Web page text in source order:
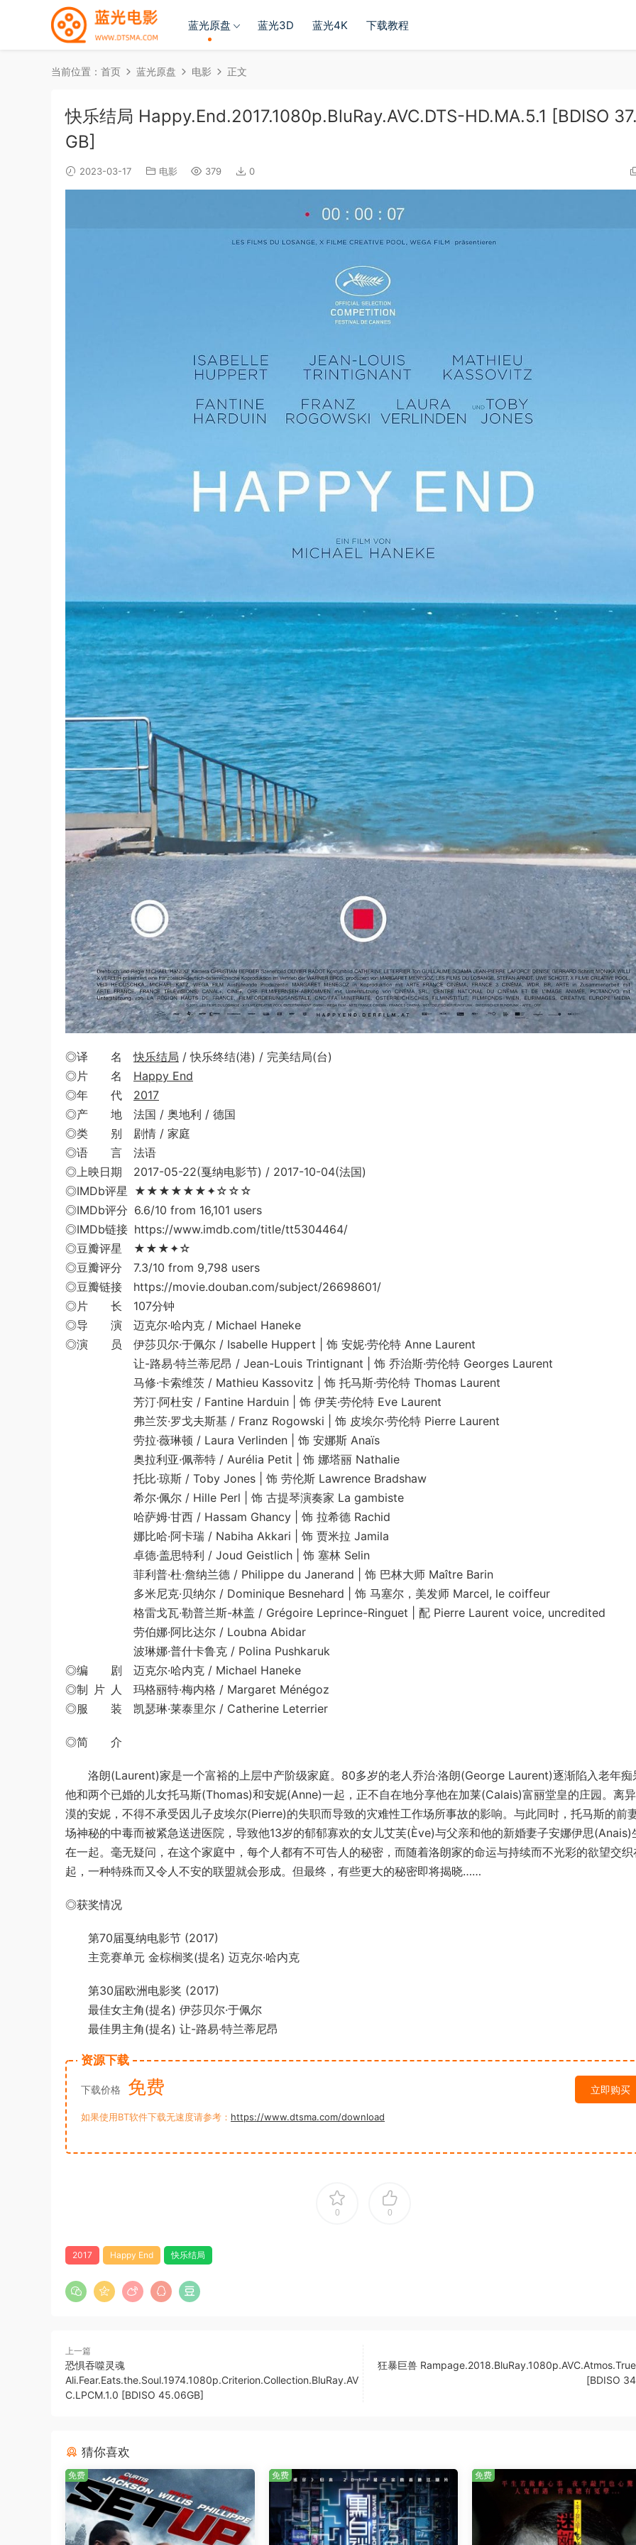
蓝光原盘 蓝光3D 蓝光4K 下载教程
当前位置： 首页 蓝光原盘 电影 正文
快乐结局 Happy.End.2017.1080p.BluRay.AVC.DTS-HD.MA.5.1 [BDISO
GB]
2023-03-17 电影 379 0
◎译 名快乐结局 / 快乐终结(港) / 完美结局(台)
◎片 名 Happy End
◎年 代 2017
◎产 地 法国 / 奥地利 / 德国
◎类 别 剧情 / 家庭
◎语 言 法语
◎上映日期 2017-05-22(戛纳电影节) / 2017-10-04(法国)
◎IMDb评星 ★★★★★★✦☆☆☆
◎IMDb评分 6.6/10 from 16,101 users
◎IMDb链接 https://www.imdb.com/title/tt5304464/
◎豆瓣评星 ★★★✦☆
◎豆瓣评分 7.3/10 from 9,798 users
◎豆瓣链接 https://movie.douban.com/subject/26698601/
◎片 长 107分钟
◎导 演 迈克尔·哈内克 / Michael Haneke
◎演 员 伊莎贝尔·于佩尔 / Isabelle Huppert | 饰 安妮·劳伦特 Anne Laurent
让-路易·特兰蒂尼昂 / Jean-Louis Trintignant | 饰 乔治斯·劳伦特 Georges Laurent
马修·卡索维茨 / Mathieu Kassovitz | 饰 托马斯·劳伦特 Thomas Laurent
芳汀·阿杜安 / Fantine Harduin | 饰 伊芙·劳伦特 Eve Laurent
弗兰茨·罗戈夫斯基 / Franz Rogowski | 饰 皮埃尔·劳伦特 Pierre Laurent
劳拉·薇琳顿 / Laura Verlinden | 饰 安娜斯 Anaïs
奥拉利亚·佩蒂特 / Aurélia Petit | 饰 娜塔丽 Nathalie
托比·琼斯 / Toby Jones | 饰 劳伦斯 Lawrence Bradshaw
希尔·佩尔 / Hille Perl | 饰 古提琴演奏家 La gambiste
哈萨姆·甘西 / Hassam Ghancy | 饰 拉希德 Rachid
娜比哈·阿卡瑞 / Nabiha Akkari | 饰 贾米拉 Jamila
卓德·盖思特利 / Joud Geistlich | 饰 塞林 Selin
菲利普·杜·詹纳兰德 / Philippe du Janerand | 饰 巴林大师 Maître Barin
多米尼克·贝纳尔 / Dominique Besnehard | 饰 马塞尔，美发师 Marcel, le coiffeur
格雷戈瓦·勒普兰斯-林盖 / Grégoire Leprince-Ringuet | 配 Pierre Laurent voice, uncredited
劳伯娜·阿比达尔 / Loubna Abidar
波琳娜·普什卡鲁克 / Polina Pushkaruk
◎编 剧 迈克尔·哈内克 / Michael Haneke
◎制 片 人 玛格丽特·梅内格 / Margaret Ménégoz
◎服 装 凯瑟琳·莱泰里尔 / Catherine Leterrier
◎简 介
洛朗(Laurent)家是一个富裕的上层中产阶级家庭。80多岁的老人乔治·洛朗(George Laurent)逐渐陷入老年痴
他和两个已婚的儿女托马斯(Thomas)和安妮(Anne)一起，正不自在地分享他在加莱(Calais)富丽堂皇的庄园。离
漠的安妮，不得不承受因儿子皮埃尔(Pierre)的失职而导致的灾难性工作场所事故的影响。与此同时，托马斯的前
场神秘的中毒而被紧急送进医院，导致他13岁的郁郁寡欢的女儿艾芙(Ève)与父亲和他的新婚妻子安娜伊思(Anais)
在一起。毫无疑问，在这个家庭中，每个人都有不可告人的秘密，而随着洛朗家的命运与持续而不光彩的欲望交织
起，一种特殊而又令人不安的联盟就会形成。但最终，有些更大的秘密即将揭晓……
◎获奖情况
第70届戛纳电影节 (2017)
主竞赛单元 金棕榈奖(提名) 迈克尔·哈内克
第30届欧洲电影奖 (2017)
最佳女主角(提名) 伊莎贝尔·于佩尔
最佳男主角(提名) 让-路易·特兰蒂尼昂
资源下载
下载价格 免费 立即购买
如果使用BT软件下载无速度请参考： https://www.dtsma.com/download
0 0
2017 Happy End 快乐结局
上一篇
恐惧吞噬灵魂
Ali.Fear.Eats.the.Soul.1974.1080p.Criterion.Collection.BluRay.AV
C.LPCM.1.0 [BDISO 45.06GB]
狂暴巨兽
[BDISO
猜你喜欢
免费 免费 免费